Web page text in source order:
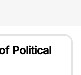
Political